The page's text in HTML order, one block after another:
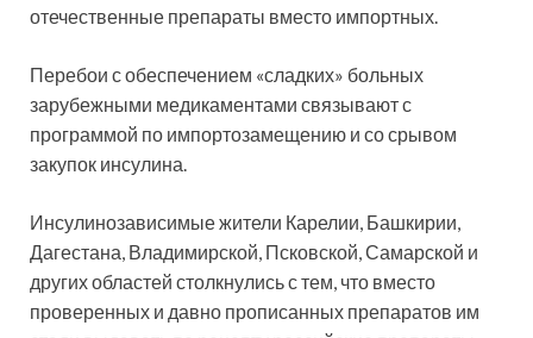
отечественные препараты вместо импортных.
Перебои с обеспечением «сладких» больных
зарубежными медикаментами связывают с
программой по импортозамещению и со срывом
закупок инсулина.
Инсулинозависимые жители Карелии, Башкирии,
Дагестана, Владимирской, Псковской, Самарской и
других областей столкнулись с тем, что вместо
проверенных и давно прописанных препаратов им